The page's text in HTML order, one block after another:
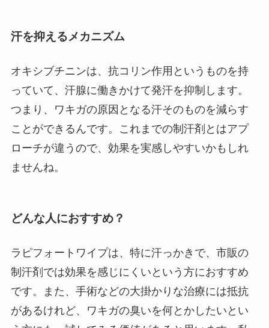
汗を抑えるメカニズム
オキシブチニンは、抗コリン作用というものを持
っていて、汗腺に働きかけて発汗を抑制します。
つまり、ワキガの原因となる汗そのものを減らす
ことができるんです。これまでの制汗剤とはアプ
ローチが違うので、効果を実感しやすいかもしれ
ませんね。
どんな人におすすめ？
ラピフォートワイプは、特に汗っかきで、市販の
制汗剤では効果を感じにくいという方におすすめ
です。また、手術などの大掛かりな治療には抵抗
があるけれど、ワキガの臭いを何とかしたいとい